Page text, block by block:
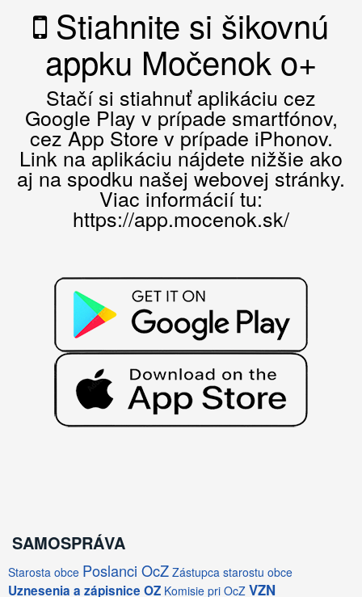
Stiahnite si šikovnú
appku Močenok o+
Stačí si stiahnuť aplikáciu cez
Google Play v prípade smartfónov,
cez App Store v prípade iPhonov.
Link na aplikáciu nájdete nižšie ako
aj na spodku našej webovej stránky.
Viac informácií tu:
https://app.mocenok.sk/
SAMOSPRÁVA
Starosta obce Poslanci OcZ Zástupca starostu obce
Uznesenia a zápisnice OZ Komisie pri OcZ VZN